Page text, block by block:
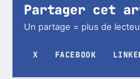
Partager cet
Un partage = plus de
X FACEBOOK